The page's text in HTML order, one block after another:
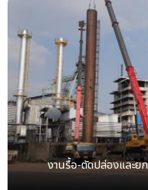
งานรื้อ-ตัดปล่องและย